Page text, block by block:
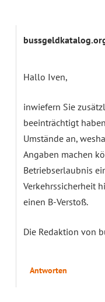
Hallo Iven,
inwiefern Sie
beeinträchtigt
Umstände an,
Angaben machen
Betriebserlaubnis
Verkehrssicherheit
einen B-Verstoß.
Die Redaktion von
Antworten